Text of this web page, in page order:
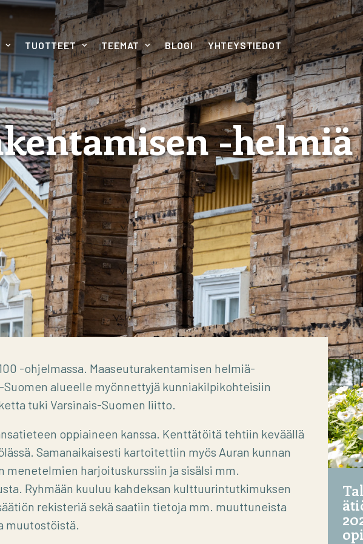
TUOTTEET TEEMAT BLOGI YHTEYSTIEDOT
-
-ohjelmassa. Maaseuturakentamisen helmiä-
alueelle myönnettyjä kunniakilpikohteisiin
tuki Varsinais-Suomen liitto.
oppiaineen kanssa. Kenttätöitä tehtiin keväällä
Samanaikaisesti kartoitettiin myös Auran kunnan
harjoituskurssiin ja sisälsi mm.
Ryhmään kuuluu kahdeksan kulttuurintutkimuksen
rekisteriä sekä saatiin tietoja mm. muuttuneista
muutostöistä.